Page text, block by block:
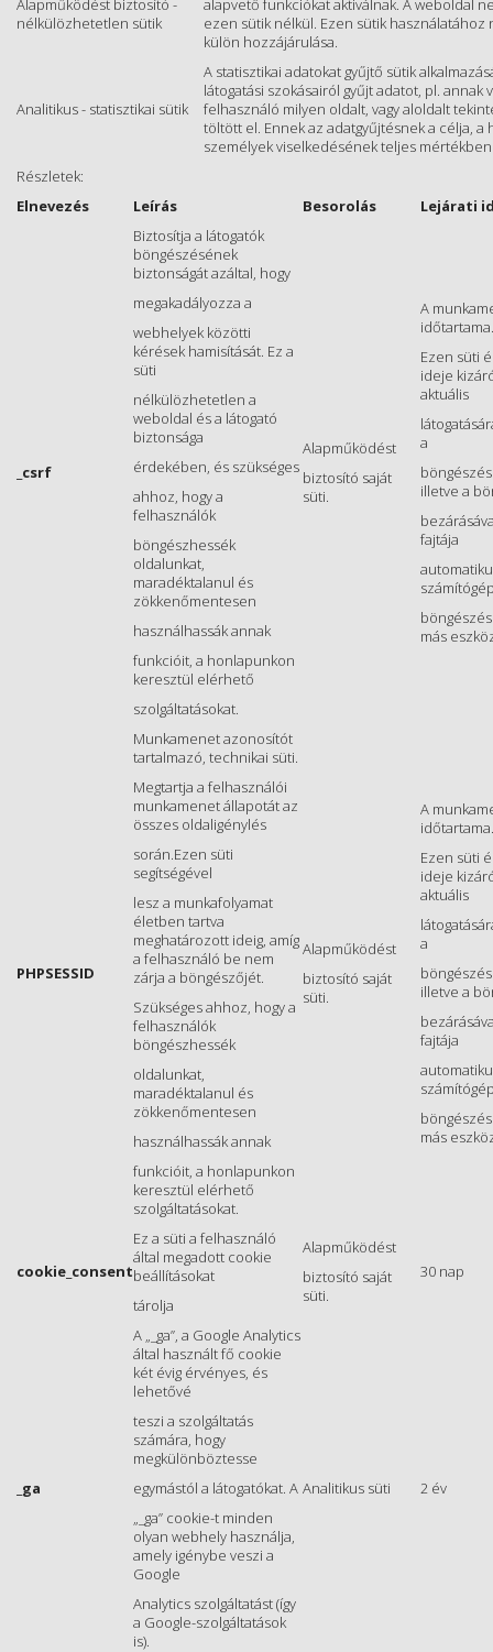
Alapműködést biztosító -
nélkülözhetetlen sütik
alapvető funkciókat aktiválnak. A weboldal
ezen sütik nélkül. Ezen sütik használatához
külön hozzájárulása.
Analitikus - statisztikai sütik
A statisztikai adatokat gyűjtő sütik
látogatási szokásairól gyűjt adatot, pl. annak
felhasználó milyen oldalt, vagy aloldalt
töltött el. Ennek az adatgyűjtésnek a célja,
személyek viselkedésének teljes
Részletek:
Elnevezés
Leírás Besorolás Lejárati
_csrf
Biztosítja a látogatók
böngészésének
biztonságát azáltal, hogy
megakadályozza a
webhelyek közötti
kérések hamisítását. Ez a
süti
nélkülözhetetlen a
weboldal és a látogató
biztonsága
érdekében, és szükséges
ahhoz, hogy a
felhasználók
böngészhessék
oldalunkat,
maradéktalanul és
zökkenőmentesen
használhassák annak
funkcióit, a honlapunkon
keresztül elérhető
szolgáltatásokat.
Alapműködést
biztosító saját
süti.
A
időtartama.
Ezen süti
ideje
aktuális
a
illetve a
fajtája
más
PHPSESSID
Munkamenet azonosítót
tartalmazó, technikai süti.
Megtartja a felhasználói
munkamenet állapotát az
összes oldaligénylés
során.Ezen süti
segítségével
lesz a munkafolyamat
életben tartva
meghatározott ideig, amíg
a felhasználó be nem
zárja a böngészőjét.
Szükséges ahhoz, hogy a
felhasználók
böngészhessék
oldalunkat,
maradéktalanul és
zökkenőmentesen
használhassák annak
funkcióit, a honlapunkon
keresztül elérhető
szolgáltatásokat.
Alapműködést
biztosító saját
süti.
A
időtartama.
Ezen süti
ideje
aktuális
a
illetve a
fajtája
más
cookie_consent
Ez a süti a felhasználó
által megadott cookie
beállításokat
tárolja
Alapműködést
biztosító saját
süti.
30 nap
_ga
A „_ga”, a Google Analytics
által használt fő cookie
két évig érvényes, és
lehetővé
teszi a szolgáltatás
számára, hogy
megkülönböztesse
egymástól a látogatókat. A
„_ga” cookie-t minden
olyan webhely használja,
amely igénybe veszi a
Google
Analytics szolgáltatást (így
a Google-szolgáltatások
is).
Analitikus süti 2 év